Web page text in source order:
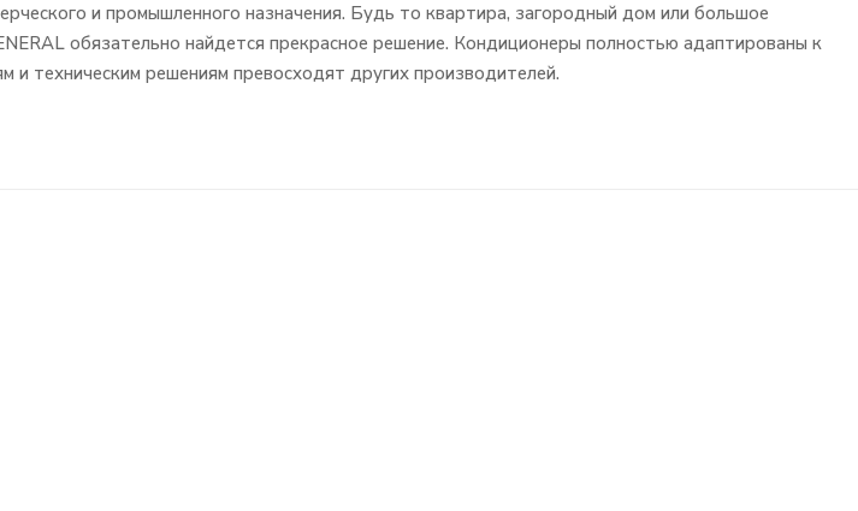
и промышленного назначения. Будь то квартира, загородный дом или большое
обязательно найдется прекрасное решение. Кондиционеры полностью адаптированы к
и техническим решениям превосходят других производителей.